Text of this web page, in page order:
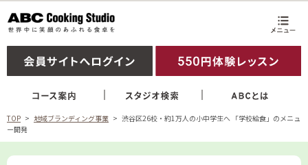
TOP 地域ブランディング事業
渋谷区26校・約1万人の小中学生へ 「学校給食」のメニュ
ー開発